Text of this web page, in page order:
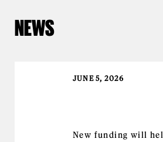
NEWS
JUNE 5, 2026
New funding will